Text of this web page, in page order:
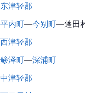
东津轻郡
平内町—今别町—蓬田
西津轻郡
鲹泽町—深浦町
中津轻郡